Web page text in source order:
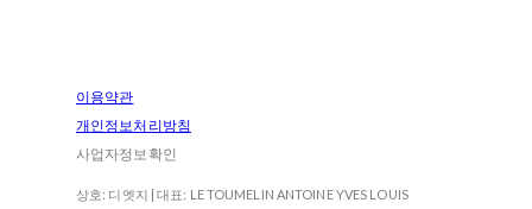
이용약관
개인정보처리방침
사업자정보확인
상호: 디엣지 | 대표: LE TOUMELIN ANTOINE YVES LOUIS